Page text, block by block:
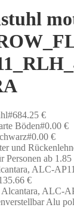
€
Böden#0.00 €
€
und
Personen ab
ALC-
€
ALC-
Alu